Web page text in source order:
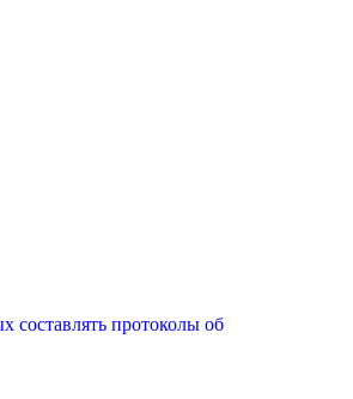
составлять протоколы об